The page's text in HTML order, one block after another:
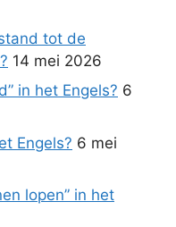
tot de
14 mei 2026
in het Engels? 6
Engels? 6 mei
lopen” in het